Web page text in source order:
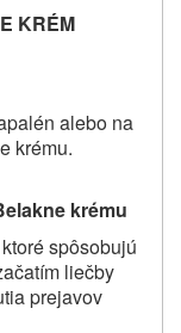
KRÉM
alebo na
krému.
krému
spôsobujú
liečby
prejavov